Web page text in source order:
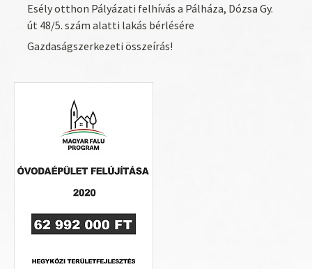
Esély otthon Pályázati felhívás a Pálháza, Dózsa Gy.
út 48/5. szám alatti lakás bérlésére
Gazdaságszerkezeti összeírás!